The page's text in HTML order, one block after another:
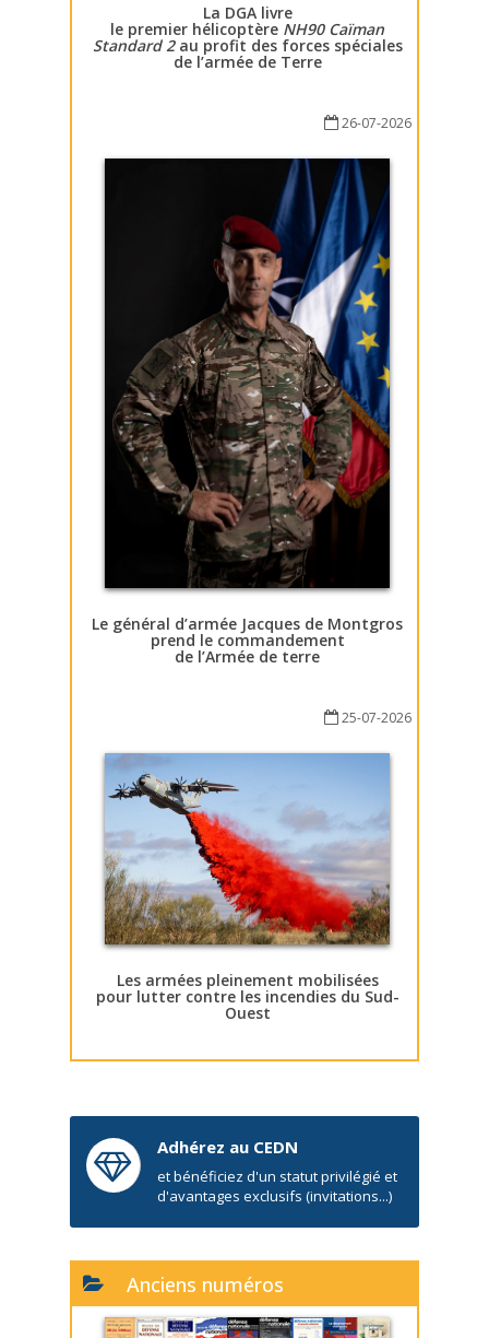
La DGA livre
le premier hélicoptère NH90 Caïman
Standard 2au profit des forces spéciales
de l’armée de Terre
26-07-2026
Le général d’armée Jacques de Montgros
prend le commandement
de l’Armée de terre
25-07-2026
Les armées pleinement mobilisées
pour lutter contre les incendies du Sud-
Ouest
Adhérez au CEDN
et bénéficiez d'un statut privilégié et
d'avantages exclusifs (invitations...)
Anciens numéros